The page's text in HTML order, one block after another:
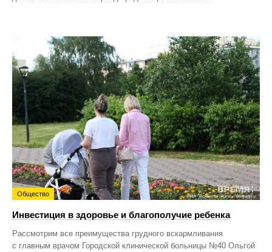
Общество
Инвестиция в здоровье и благополучие ребенка
Рассмотрим все преимущества грудного вскармливания
с главным врачом Городской клинической больницы №40 Ольгой